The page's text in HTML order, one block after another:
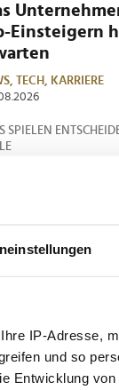
IP-Adresse,
und so
Entwicklung
Einsteigern
TECH,
KARRIERE
SPIELEN
gegen